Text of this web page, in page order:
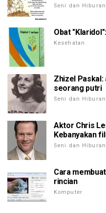
Seni dan Hiburan
Obat
Kesehatan
Zhizel Paskal:
seorang putri
Seni dan Hiburan
Aktor Chris
Kebanyakan
Seni dan Hiburan
Cara
rincian
Komputer